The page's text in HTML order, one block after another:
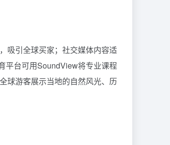
吸引全球买家；社交媒体内容适
平台可用SoundView将专业课程
球游客展示当地的自然风光、历